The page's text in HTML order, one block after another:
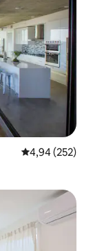
4,94 av 5 i
4,94 (252)